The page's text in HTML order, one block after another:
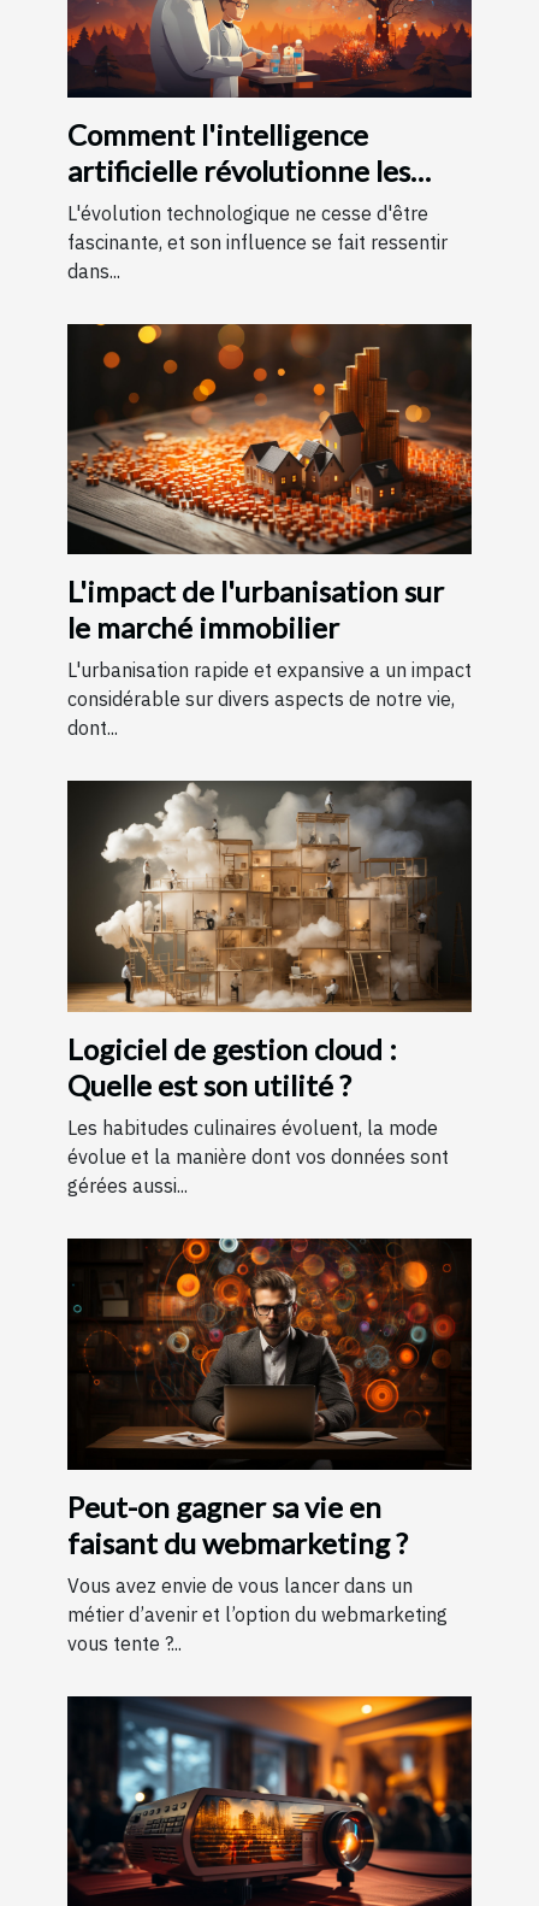
Comment l'intelligence
artificielle révolutionne les
soins de santé
L'évolution technologique ne cesse d'être
fascinante, et son influence se fait ressentir
dans...
L'impact de l'urbanisation sur
le marché immobilier
L'urbanisation rapide et expansive a un impact
considérable sur divers aspects de notre vie,
dont...
Logiciel de gestion cloud :
Quelle est son utilité ?
Les habitudes culinaires évoluent, la mode
évolue et la manière dont vos données sont
gérées aussi...
Peut-on gagner sa vie en
faisant du webmarketing ?
Vous avez envie de vous lancer dans un
métier d’avenir et l’option du webmarketing
vous tente ?...